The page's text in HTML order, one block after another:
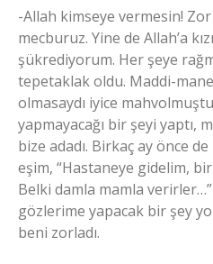
-Allah kimseye vermesin!
mecburuz. Yine de Allah’a
şükrediyorum. Her şeye
tepetaklak oldu. Maddi-
olmasaydı iyice
yapmayacağı bir şeyi yaptı,
bize adadı. Birkaç ay önce
eşim, “Hastaneye gidelim,
Belki damla mamla verirler…”
gözlerime yapacak bir şey
beni zorladı.